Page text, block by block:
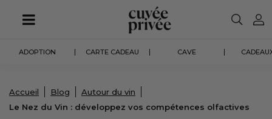
contenu
ADOPTION CARTE CADEAU CAVE
Accueil Blog
Autour du vin
Le Nez du Vin : développez vos compétences olfactives